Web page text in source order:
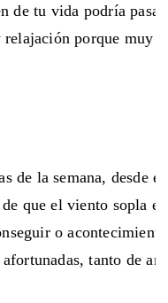
de tu vida podría
porque muy
de la semana, desde
que el viento sopla
o
tanto de